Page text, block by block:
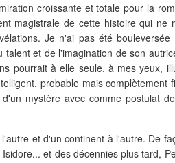
croissante et totale pour la
magistrale de cette histoire qui ne
Je n'ai pas été
et de l'imagination de son
pourrait à elle seule, à mes yeux,
probable mais complètement
mystère avec comme postulat
et d'un continent à l'autre. De
et des décennies plus tard,